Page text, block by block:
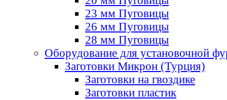
23 мм Пуговицы
26 мм Пуговицы
28 мм Пуговицы
Оборудование для установочной
Заготовки Микрон (Турция)
Заготовки на гвоздике
Заготовки пластик